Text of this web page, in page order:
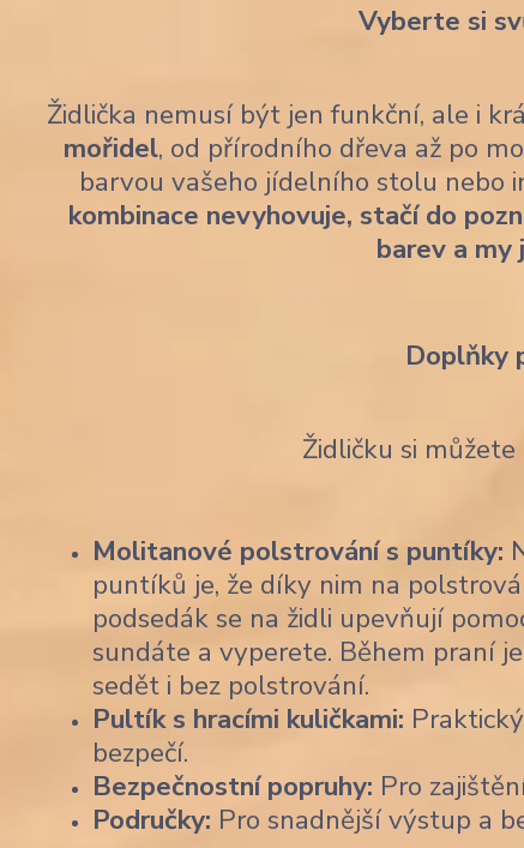
Vyberte si
Židlička nemusí být jen funkční, ale i
mořidel, od přírodního dřeva až po
barvou vašeho jídelního stolu nebo
kombinace nevyhovuje, stačí do
barev a my
Doplňky
Židličku si
Molitanové polstrování s puntíky:
puntíků je, že díky nim na
podsedák se na židli upevňují
sundáte a vyperete. Během praní
sedět i bez polstrování.
Pultík s hracími kuličkami:
bezpečí.
Bezpečnostní popruhy: Pro
Područky: Pro snadnější výstup a